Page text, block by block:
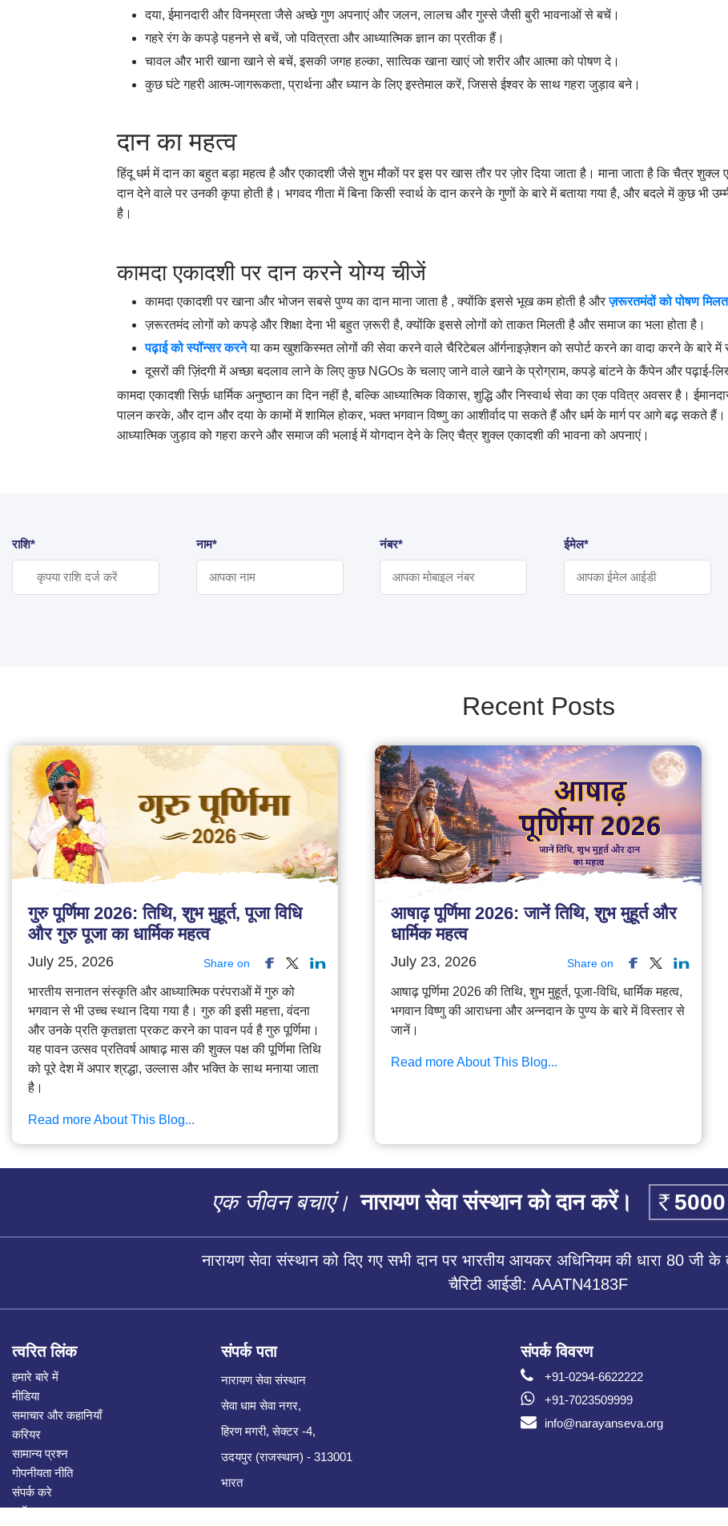
दया, ईमानदारी और विनम्रता जैसे अच्छे गुण अपनाएं और जलन, लालच और गुस्से जैसी बुरी भावनाओं से बचें।
गहरे रंग के कपड़े पहनने से बचें, जो पवित्रता और आध्यात्मिक ज्ञान का प्रतीक हैं।
चावल और भारी खाना खाने से बचें, इसकी जगह हल्का, सात्विक खाना खाएं जो शरीर और आत्मा को पोषण दे।
कुछ घंटे गहरी आत्म-जागरूकता, प्रार्थना और ध्यान के लिए इस्तेमाल करें, जिससे ईश्वर के साथ गहरा जुड़ाव बने।
दान का महत्व
हिंदू धर्म में दान का बहुत बड़ा महत्व है और एकादशी जैसे शुभ मौकों पर इस पर खास तौर पर ज़ोर दिया जाता है। माना जाता है कि चैत्र
दान देने वाले पर उनकी कृपा होती है। भगवद गीता में बिना किसी स्वार्थ के दान करने के गुणों के बारे में बताया गया है, और बदले में कुछ भी
है।
कामदा एकादशी पर दान करने योग्य चीजें
कामदा एकादशी पर खाना और भोजन सबसे पुण्य का दान माना जाता है , क्योंकि इससे भूख कम होती है औरज़रूरतमंदों को पोषण
ज़रूरतमंद लोगों को कपड़े और शिक्षा देना भी बहुत ज़रूरी है, क्योंकि इससे लोगों को ताकत मिलती है और समाज का भला होता है।
पढ़ाई को स्पॉन्सर करने या कम खुशकिस्मत लोगों की सेवा करने वाले चैरिटेबल ऑर्गनाइज़ेशन को सपोर्ट करने का वादा करने के बारे में
दूसरों की ज़िंदगी में अच्छा बदलाव लाने के लिए कुछ NGOs के चलाए जाने वाले खाने के प्रोग्राम, कपड़े बांटने के कैंपेन और पढ़ाई-
कामदा एकादशी सिर्फ़ धार्मिक अनुष्ठान का दिन नहीं है, बल्कि आध्यात्मिक विकास, शुद्धि और निस्वार्थ सेवा का एक पवित्र अवसर है।
पालन करके, और दान और दया के कामों में शामिल होकर, भक्त भगवान विष्णु का आशीर्वाद पा सकते हैं और धर्म के मार्ग पर आगे बढ़ सकते
आध्यात्मिक जुड़ाव को गहरा करने और समाज की भलाई में योगदान देने के लिए चैत्र शुक्ल एकादशी की भावना को अपनाएं।
राशि* नाम* नंबर* ईमेल*
Recent Posts
गुरु पूर्णिमा 2026: तिथि, शुभ मुहूर्त, पूजा विधि
और गुरु पूजा का धार्मिक महत्व
July 25, 2026 Share on
भारतीय सनातन संस्कृति और आध्यात्मिक परंपराओं में गुरु को
भगवान से भी उच्च स्थान दिया गया है। गुरु की इसी महत्ता, वंदना
और उनके प्रति कृतज्ञता प्रकट करने का पावन पर्व है गुरु पूर्णिमा।
यह पावन उत्सव प्रतिवर्ष आषाढ़ मास की शुक्ल पक्ष की पूर्णिमा तिथि
को पूरे देश में अपार श्रद्धा, उल्लास और भक्ति के साथ मनाया जाता
है।
Read more About This Blog...
आषाढ़ पूर्णिमा 2026: जानें तिथि, शुभ मुहूर्त और
धार्मिक महत्व
July 23, 2026 Share on
आषाढ़ पूर्णिमा 2026 की तिथि, शुभ मुहूर्त, पूजा-विधि, धार्मिक महत्व,
भगवान विष्णु की आराधना और अन्नदान के पुण्य के बारे में विस्तार से
जानें।
Read more About This Blog...
एक जीवन बचाएं। नारायण सेवा संस्थान को दान करें।
नारायण सेवा संस्थान को दिए गए सभी दान पर भारतीय आयकर अधिनियम की धारा 80 जी
चैरिटी आईडी: AAATN4183F
त्वरित लिंक
हमारे बारे में
मीडिया
समाचार और कहानियाँ
करियर
सामान्य प्रश्न
गोपनीयता नीति
संपर्क करे
ब्लॉग
संपर्क पता
नारायण सेवा संस्थान
सेवा धाम सेवा नगर,
हिरण मगरी, सेक्टर -4,
उदयपुर (राजस्थान) - 313001
भारत
संपर्क विवरण
+91-0294-6622222
+91-7023509999
info@narayanseva.org